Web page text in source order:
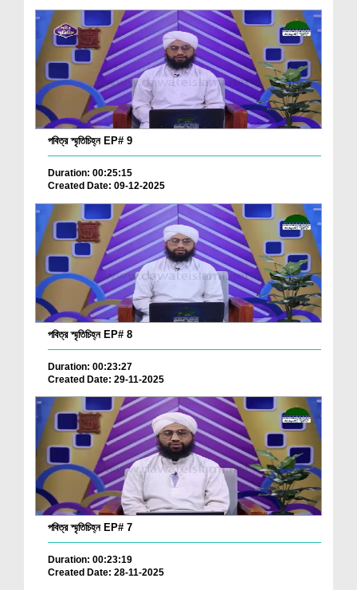
পবিত্র স্মৃতিচিহ্ন EP# 9
Duration: 00:25:15
Created Date: 09-12-2025
পবিত্র স্মৃতিচিহ্ন EP# 8
Duration: 00:23:27
Created Date: 29-11-2025
পবিত্র স্মৃতিচিহ্ন EP# 7
Duration: 00:23:19
Created Date: 28-11-2025